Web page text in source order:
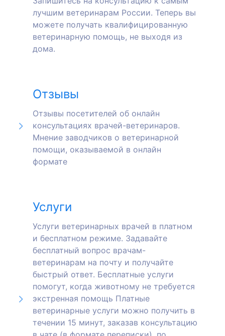
лучшим ветеринарам России. Теперь вы
можете получать квалифицированную
ветеринарную помощь, не выходя из
дома.
Отзывы
Отзывы посетителей об онлайн
консультациях врачей-ветеринаров.
Мнение заводчиков о ветеринарной
помощи, оказываемой в онлайн
формате
Услуги
Услуги ветеринарных врачей в платном
и бесплатном режиме. Задавайте
бесплатный вопрос врачам-
ветеринарам на почту и получайте
быстрый ответ. Бесплатные услуги
помогут, когда животному не требуется
экстренная помощь Платные
ветеринарные услуги можно получить в
течении 15 минут, заказав консультацию